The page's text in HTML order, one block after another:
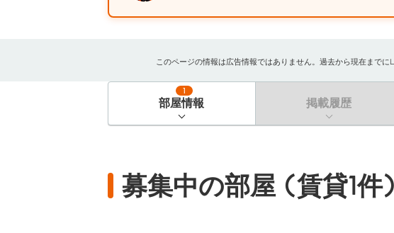
このページの情報は広告情報ではありません。過去から現在まで
部屋情報
1
掲載履歴
募集中の部屋 (賃貸1件)